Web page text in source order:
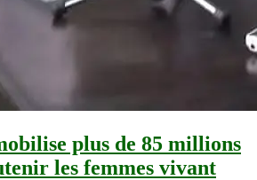
plus de 85 millions
les femmes vivant